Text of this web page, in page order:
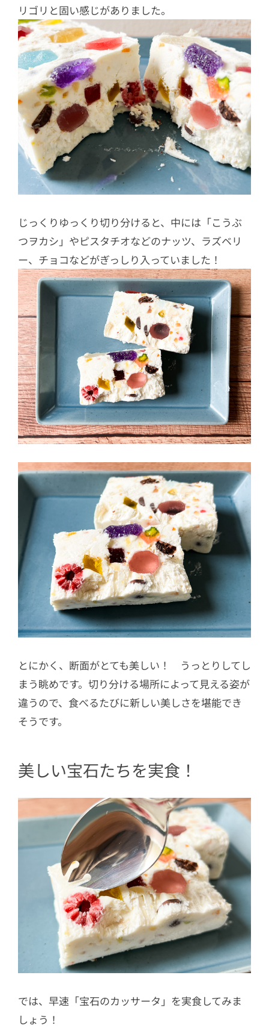
リゴリと固い感じがありました。
じっくりゆっくり切り分けると、中には「こうぶ
つヲカシ」やピスタチオなどのナッツ、ラズベリ
ー、チョコなどがぎっしり入っていました！
とにかく、断面がとても美しい！ うっとりしてし
まう眺めです。切り分ける場所によって見える姿が
違うので、食べるたびに新しい美しさを堪能でき
そうです。
美しい宝石たちを実食！
では、早速「宝石のカッサータ」を実食してみま
しょう！